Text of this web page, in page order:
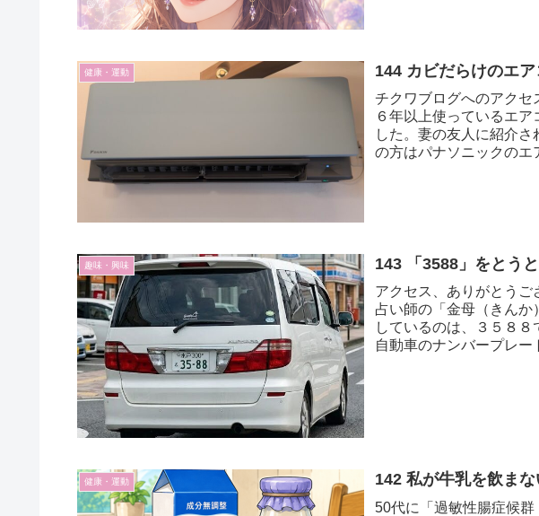
健康・運動 144 カビだらけのエア
チクワブログへのアクセ
６年以上使っているエ
した。妻の友人に紹介
の方はパナソニックのエ
趣味・興味 143 「3588」をとう
アクセス、ありがとうご
占い師の「金母（きんか
しているのは、３５８８
自動車のナンバープレ
健康・運動 142 私が牛乳を飲まな
50代に「過敏性腸症候